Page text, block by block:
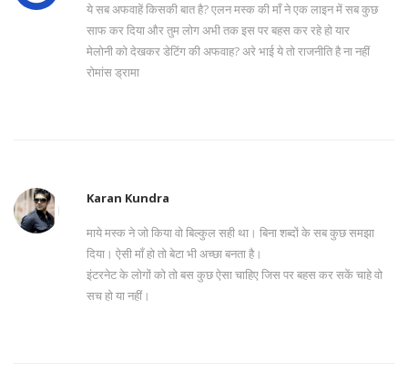
ये सब अफवाहें किसकी बात है? एलन मस्क की माँ ने एक लाइन में सब कुछ
साफ कर दिया और तुम लोग अभी तक इस पर बहस कर रहे हो यार
मेलोनी को देखकर डेटिंग की अफवाह? अरे भाई ये तो राजनीति है ना नहीं
रोमांस ड्रामा
Karan Kundra
माये मस्क ने जो किया वो बिल्कुल सही था। बिना शब्दों के सब कुछ समझा
दिया। ऐसी माँ हो तो बेटा भी अच्छा बनता है।
इंटरनेट के लोगों को तो बस कुछ ऐसा चाहिए जिस पर बहस कर सकें चाहे वो
सच हो या नहीं।